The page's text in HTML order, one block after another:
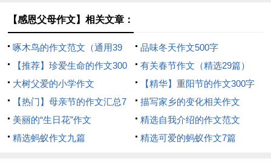
【感恩父母作文】相关文章：
啄木鸟的作文范文（通用39
篇）
品味冬天作文500字
【推荐】珍爱生命的作文300
字集锦六篇
有关春节作文（精选29篇）
大树父爱的小学作文
【精华】重阳节的作文300字
汇编10篇
【热门】母亲节的作文汇总7
篇
描写家乡的变化相关作文
美丽的“生日花”作文
精选自我介绍的作文范文
精选蚂蚁作文九篇
精选可爱的蚂蚁作文7篇